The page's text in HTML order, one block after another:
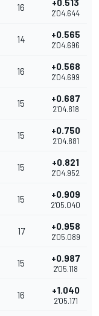
16 +0.513
2'04.644
14 +0.565
2'04.696
16 +0.568
2'04.699
15 +0.687
2'04.818
15 +0.750
2'04.881
15 +0.821
2'04.952
15 +0.909
2'05.040
17 +0.958
2'05.089
15 +0.987
2'05.118
16 +1.040
2'05.171